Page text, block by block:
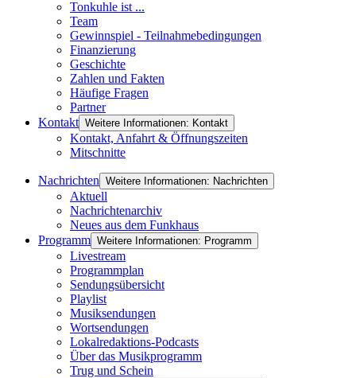
Tonkuhle ist ...
Team
Gewinnspiel - Teilnahmebedingungen
Finanzierung
Geschichte
Zahlen und Fakten
Häufige Fragen
Partner
Kontakt Weitere Informationen: Kontakt
Kontakt, Anfahrt & Öffnungszeiten
Mitschnitte
Nachrichten Weitere Informationen: Nachrichten
Aktuell
Nachrichtenarchiv
Neues aus dem Funkhaus
Programm Weitere Informationen: Programm
Livestream
Programmplan
Sendungsübersicht
Playlist
Musiksendungen
Wortsendungen
Lokalredaktions-Podcasts
Über das Musikprogramm
Trug und Schein